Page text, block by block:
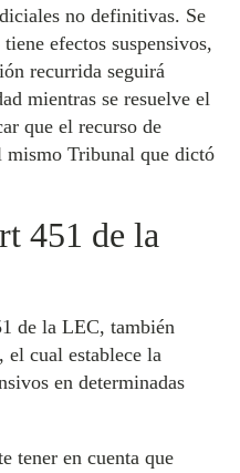
no definitivas. Se
efectos suspensivos,
recurrida seguirá
mientras se resuelve el
que el recurso de
mismo Tribunal que dictó
451 de la
de la LEC, también
cual establece la
en determinadas
tener en cuenta que